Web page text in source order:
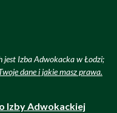
Izba Adwokacka w Łodzi;
dane i jakie masz prawa.
Izby Adwokackiej